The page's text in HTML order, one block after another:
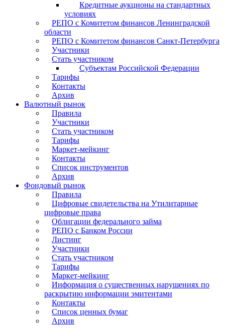
Кредитные аукционы на стандартных
условиях
РЕПО с Комитетом финансов Ленинградской
области
РЕПО с Комитетом финансов Санкт-Петербурга
Участники
Стать участником
Субъектам Российской Федерации
Тарифы
Контакты
Архив
Валютный рынок
Правила
Участники
Стать участником
Тарифы
Маркет-мейкинг
Контакты
Список инструментов
Архив
Фондовый рынок
Правила
Цифровые свидетельства на Утилитарные
цифровые права
Облигации федерального займа
РЕПО с Банком России
Листинг
Участники
Стать участником
Тарифы
Маркет-мейкинг
Информация о существенных нарушениях по
раскрытию информации эмитентами
Контакты
Список ценных бумаг
Архив